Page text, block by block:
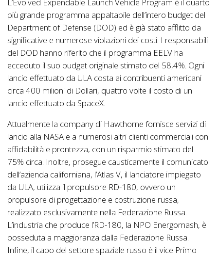
più grande programma appaltabile dell’intero budget del
Department of Defense (DOD) ed è già stato afflitto da
significative e numerose violazioni dei costi. I responsabili
del DOD hanno riferito che il programma EELV ha
ecceduto il suo budget originale stimato del 58,4%. Ogni
lancio effettuato da ULA costa ai contribuenti americani
circa 400 milioni di Dollari, quattro volte il costo di un
lancio effettuato da SpaceX.
Attualmente la company di Hawthorne fornisce servizi di
lancio alla NASA e a numerosi altri clienti commerciali con
affidabilità e prontezza, con un risparmio stimato del
75% circa. Inoltre, prosegue causticamente il comunicato
dell’azienda californiana, l’Atlas V, il lanciatore impiegato
da ULA, utilizza il propulsore RD-180, ovvero un
propulsore di progettazione e costruzione russa,
realizzato esclusivamente nella Federazione Russa.
L’industria che produce l’RD-180, la NPO Energomash, è
posseduta a maggioranza dalla Federazione Russa.
Infine, il capo del settore spaziale russo è il vice Primo